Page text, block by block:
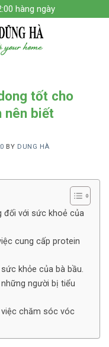
hàng ngày
tốt cho
nên biết
BY DUNG HÀ
đối với sức khoẻ của
cung cấp protein
khỏe của bà bầu.
người bị tiểu
việc chăm sóc vóc